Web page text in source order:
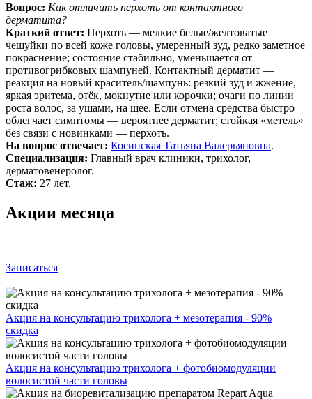
Вопрос: Как отличить перхоть от контактного
дерматита?
Краткий ответ: Перхоть — мелкие белые/желтоватые
чешуйки по всей коже головы, умеренный зуд, редко заметное
покраснение; состояние стабильно, уменьшается от
противогрибковых шампуней. Контактный дерматит —
реакция на новый краситель/шампунь: резкий зуд и жжение,
яркая эритема, отёк, мокнутие или корочки; очаги по линии
роста волос, за ушами, на шее. Если отмена средства быстро
облегчает симптомы — вероятнее дерматит; стойкая «метель»
без связи с новинками — перхоть.
На вопрос отвечает: Косинская Татьяна Валерьяновна.
Специализация: Главный врач клиники, трихолог,
дерматовенеролог.
Стаж: 27 лет.
Акции месяца
Записаться
Акция на консультацию трихолога + мезотерапия - 90%
скидка
Акция на консультацию трихолога + фотобиомодуляции
волосистой части головы